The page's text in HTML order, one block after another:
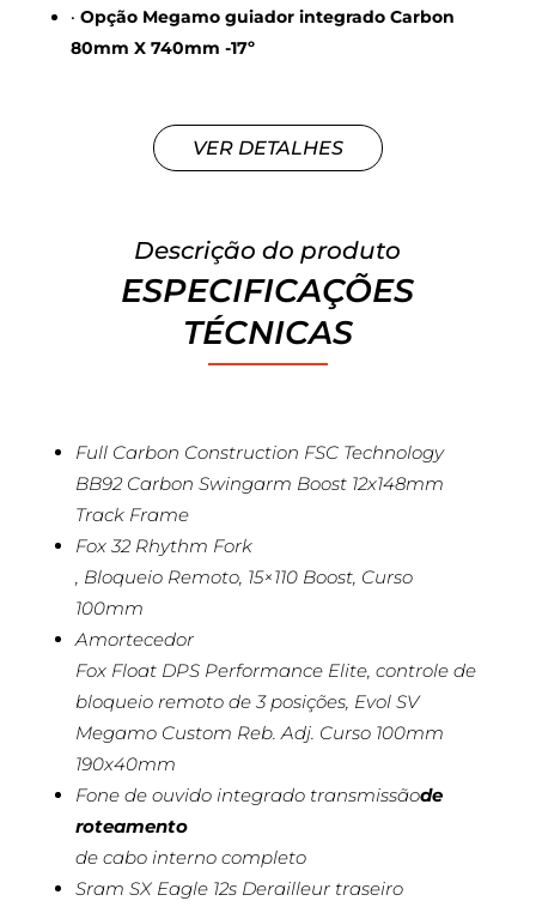
· Opção Megamo guiador integrado Carbon
80mm X 740mm -17º
VER DETALHES
Descrição do produto
ESPECIFICAÇÕES
TÉCNICAS
Full Carbon Construction FSC Technology
BB92 Carbon Swingarm Boost 12x148mm
Track Frame
Fox 32 Rhythm Fork
, Bloqueio Remoto, 15×110 Boost, Curso
100mm
Amortecedor
Fox Float DPS Performance Elite, controle de
bloqueio remoto de 3 posições, Evol SV
Megamo Custom Reb. Adj. Curso 100mm
190x40mm
Fone de ouvido integrado transmissãode
roteamento
de cabo interno completo
Sram SX Eagle 12s Derailleur traseiro